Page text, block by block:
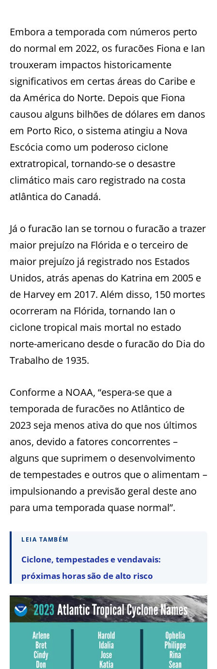
Embora a temporada com números perto
do normal em 2022, os furacões Fiona e Ian
trouxeram impactos historicamente
significativos em certas áreas do Caribe e
da América do Norte. Depois que Fiona
causou alguns bilhões de dólares em danos
em Porto Rico, o sistema atingiu a Nova
Escócia como um poderoso ciclone
extratropical, tornando-se o desastre
climático mais caro registrado na costa
atlântica do Canadá.
Já o furacão Ian se tornou o furacão a trazer
maior prejuízo na Flórida e o terceiro de
maior prejuízo já registrado nos Estados
Unidos, atrás apenas do Katrina em 2005 e
de Harvey em 2017. Além disso, 150 mortes
ocorreram na Flórida, tornando Ian o
ciclone tropical mais mortal no estado
norte-americano desde o furacão do Dia do
Trabalho de 1935.
Conforme a NOAA, “espera-se que a
temporada de furacões no Atlântico de
2023 seja menos ativa do que nos últimos
anos, devido a fatores concorrentes –
alguns que suprimem o desenvolvimento
de tempestades e outros que o alimentam –
impulsionando a previsão geral deste ano
para uma temporada quase normal”.
LEIA TAMBÉM
Ciclone, tempestades e vendavais:
próximas horas são de alto risco